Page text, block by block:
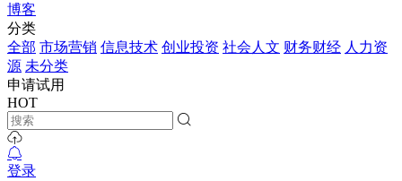
博客
分类
全部 市场营销 信息技术 创业投资 社会人文 财务财经 人力资
源 未分类
申请试用
HOT
登录